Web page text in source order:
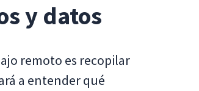
y datos
remoto es recopilar
a entender qué